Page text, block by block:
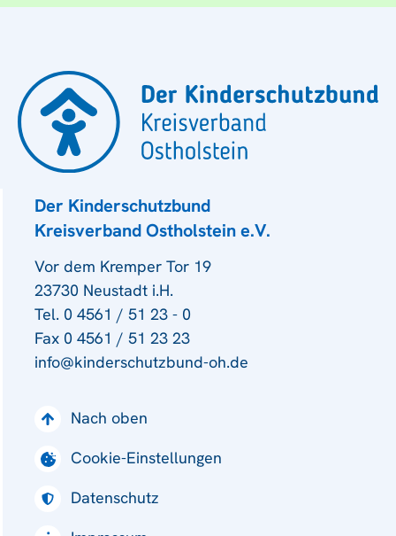
Der Kinderschutzbund
Kreisverband Ostholstein e.V.
Vor dem Kremper Tor 19
23730 Neustadt i.H.
Tel. 0 4561 / 51 23 - 0
Fax 0 4561 / 51 23 23
info@kinderschutzbund-oh.de
Nach oben
Cookie-Einstellungen
Datenschutz